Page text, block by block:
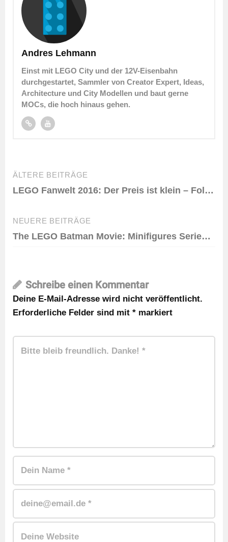
Andres Lehmann
Einst mit LEGO City und der 12V-Eisenbahn
durchgestartet, Sammler von Creator Expert, Ideas,
Architecture und City Modellen und baut gerne
MOCs, die hoch hinaus gehen.
Beitragsnavigation
ÄLTERE BEITRÄGE
LEGO Fanwelt 2016: Der Preis ist klein – Folge 1
NEUERE BEITRÄGE
The LEGO Batman Movie: Minifigures Series 71017 – das sind die Figuren
Schreibe einen Kommentar
Deine E-Mail-Adresse wird nicht veröffentlicht.
Erforderliche Felder sind mit * markiert